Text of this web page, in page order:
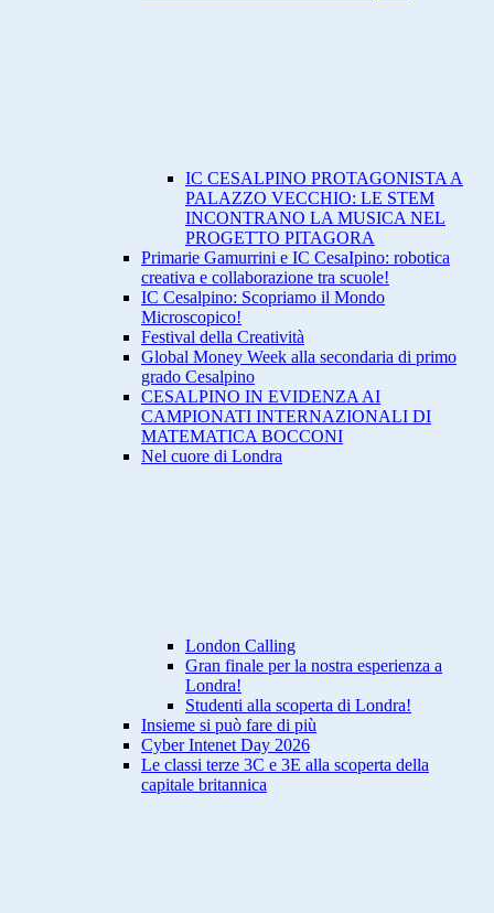
IC CESALPINO PROTAGONISTA A
PALAZZO VECCHIO: LE STEM
INCONTRANO LA MUSICA NEL
PROGETTO PITAGORA
Primarie Gamurrini e IC CesaIpino: robotica
creativa e collaborazione tra scuole!
IC Cesalpino: Scopriamo il Mondo
Microscopico!
Festival della Creatività
Global Money Week alla secondaria di primo
grado Cesalpino
CESALPINO IN EVIDENZA AI
CAMPIONATI INTERNAZIONALI DI
MATEMATICA BOCCONI
Nel cuore di Londra
London Calling
Gran finale per la nostra esperienza a
Londra!
Studenti alla scoperta di Londra!
Insieme si può fare di più
Cyber Intenet Day 2026
Le classi terze 3C e 3E alla scoperta della
capitale britannica